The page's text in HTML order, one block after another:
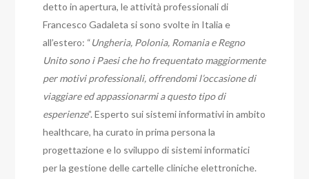
detto in apertura, le attività professionali di
Francesco Gadaleta si sono svolte in Italia e
all’estero: “Ungheria, Polonia, Romania e Regno
Unito sono i Paesi che ho frequentato maggiormente
per motivi professionali, offrendomi l’occasione di
viaggiare ed appassionarmi a questo tipo di
esperienze”. Esperto sui sistemi informativi in ambito
healthcare, ha curato in prima persona la
progettazione e lo sviluppo di sistemi informatici
per la gestione delle cartelle cliniche elettroniche.